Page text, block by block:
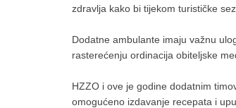
zdravlja kako bi tijekom turističke
Dodatne ambulante imaju važnu
rasterećenju ordinacija obiteljske
HZZO i ove je godine dodatnim
omogućeno izdavanje recepata i